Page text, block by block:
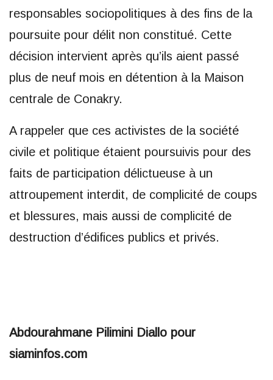
responsables sociopolitiques à des fins de la
poursuite pour délit non constitué. Cette
décision intervient après qu’ils aient passé
plus de neuf mois en détention à la Maison
centrale de Conakry.
A rappeler que ces activistes de la société
civile et politique étaient poursuivis pour des
faits de participation délictueuse à un
attroupement interdit, de complicité de coups
et blessures, mais aussi de complicité de
destruction d’édifices publics et privés.
Abdourahmane Pilimini Diallo pour
siaminfos.com